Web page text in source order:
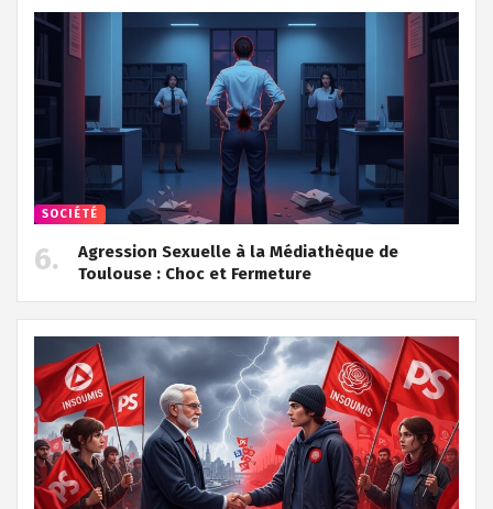
SOCIÉTÉ
Agression Sexuelle à la Médiathèque de
Toulouse : Choc et Fermeture